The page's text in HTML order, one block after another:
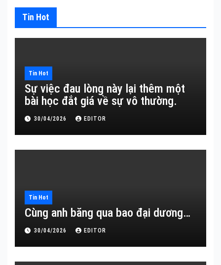
Tin Hot
Tin Hot
Sự việc đau lòng này lại thêm một
bài học đắt giá về sự vô thường.
30/04/2026 EDITOR
Tin Hot
Cùng anh băng qua bao đại dương…
30/04/2026 EDITOR